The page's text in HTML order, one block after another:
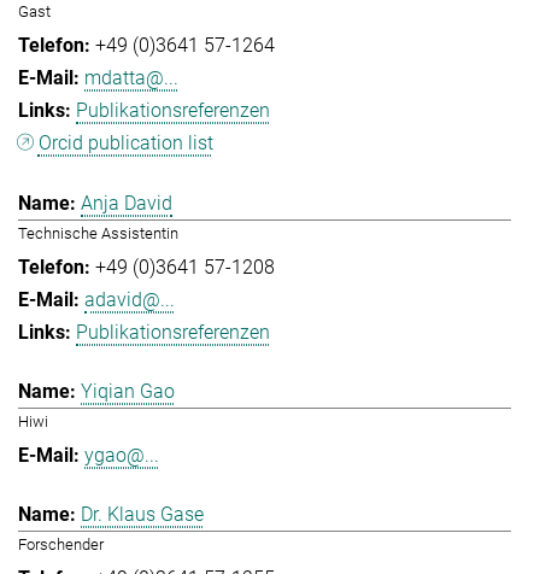
Gast
+49 (0)3641 57-1264
mdatta@...
Publikationsreferenzen
Orcid publication list
Anja David
Technische Assistentin
+49 (0)3641 57-1208
adavid@...
Publikationsreferenzen
Yiqian Gao
Hiwi
ygao@...
Dr. Klaus Gase
Forschender